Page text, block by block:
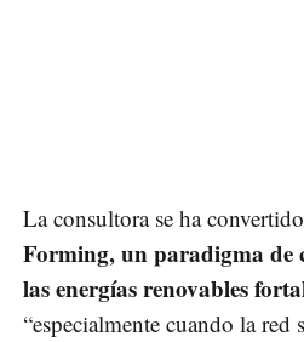
La consultora se ha
Forming, un paradigma de
las energías renovables
“especialmente cuando la